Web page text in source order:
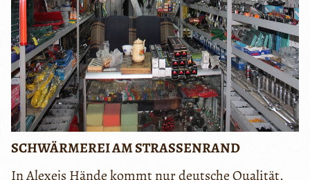
SCHWÄRMEREI AM STRASSENRAND
In Alexejs Hände kommt nur deutsche Qualität.